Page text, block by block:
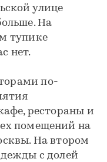
улице
На
тупике
нет.
по-
рестораны и
помещений на
На втором
с долей